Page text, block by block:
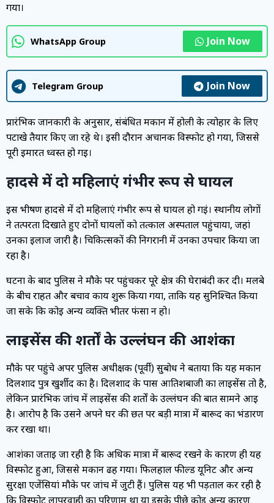
गया।
WhatsApp Group Join Now
Telegram Group Join Now
प्रारंभिक जानकारी के अनुसार, संबंधित मकान में होली के त्योहार के लिए
पटाखे तैयार किए जा रहे थे। इसी दौरान अचानक विस्फोट हो गया, जिससे
पूरी इमारत ध्वस्त हो गई।
हादसे में दो महिलाएं गंभीर रूप से घायल
इस भीषण हादसे में दो महिलाएं गंभीर रूप से घायल हो गईं। स्थानीय लोगों
ने तत्परता दिखाते हुए दोनों घायलों को तत्काल अस्पताल पहुंचाया, जहां
उनका इलाज जारी है। चिकित्सकों की निगरानी में उनका उपचार किया जा
रहा है।
घटना के बाद पुलिस ने मौके पर पहुंचकर पूरे क्षेत्र की घेराबंदी कर दी। मलबे
के बीच राहत और बचाव कार्य शुरू किया गया, ताकि यह सुनिश्चित किया
जा सके कि कोई अन्य व्यक्ति भीतर फंसा न हो।
लाइसेंस की शर्तों के उल्लंघन की आशंका
मौके पर पहुंचे अपर पुलिस अधीक्षक (पूर्वी) सुबोध ने बताया कि यह मकान
दिलशाद पुत्र खुर्शीद का है। दिलशाद के पास आतिशबाजी का लाइसेंस तो है,
लेकिन प्रारंभिक जांच में लाइसेंस की शर्तों के उल्लंघन की बात सामने आई
है। आरोप है कि उसने अपने घर की छत पर बड़ी मात्रा में बारूद का भंडारण
कर रखा था।
आशंका जताई जा रही है कि अधिक मात्रा में बारूद रखने के कारण ही यह
विस्फोट हुआ, जिससे मकान ढह गया। फिलहाल फील्ड यूनिट और अन्य
सुरक्षा एजेंसियां मौके पर जांच में जुटी हैं। पुलिस यह भी पड़ताल कर रही है
कि विस्फोट लापरवाही का परिणाम था या इसके पीछे कोई अन्य कारण